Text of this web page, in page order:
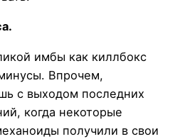
имбы как киллбокс
Впрочем,
с выходом последних
когда некоторые
получили в свои